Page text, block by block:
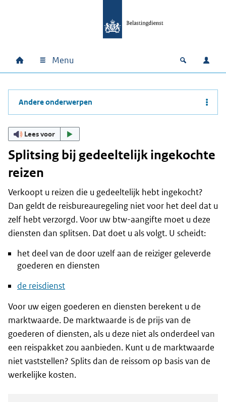
Hoofdnavigatie
Home Menu Open
Andere onderwerpen
Lees voor
Splitsing bij gedeeltelijk ingekochte
reizen
Verkoopt u reizen die u gedeeltelijk hebt ingekocht?
Dan geldt de reisbureauregeling niet voor het deel dat u
zelf hebt verzorgd. Voor uw btw-aangifte moet u deze
diensten dan splitsen. Dat doet u als volgt. U scheidt:
het deel van de door uzelf aan de reiziger geleverde
goederen en diensten
de reisdienst
Voor uw eigen goederen en diensten berekent u de
marktwaarde. De marktwaarde is de prijs van de
goederen of diensten, als u deze niet als onderdeel van
een reispakket zou aanbieden. Kunt u de marktwaarde
niet vaststellen? Splits dan de reissom op basis van de
werkelijke kosten.